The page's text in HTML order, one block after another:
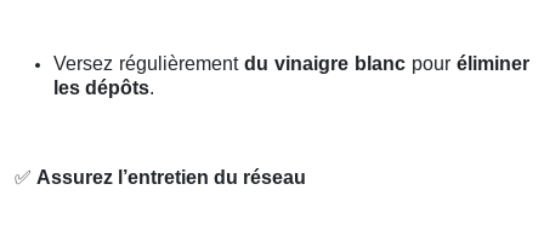
Versez régulièrement du vinaigre blanc pour éliminer
les dépôts.
✅ Assurez l’entretien du réseau